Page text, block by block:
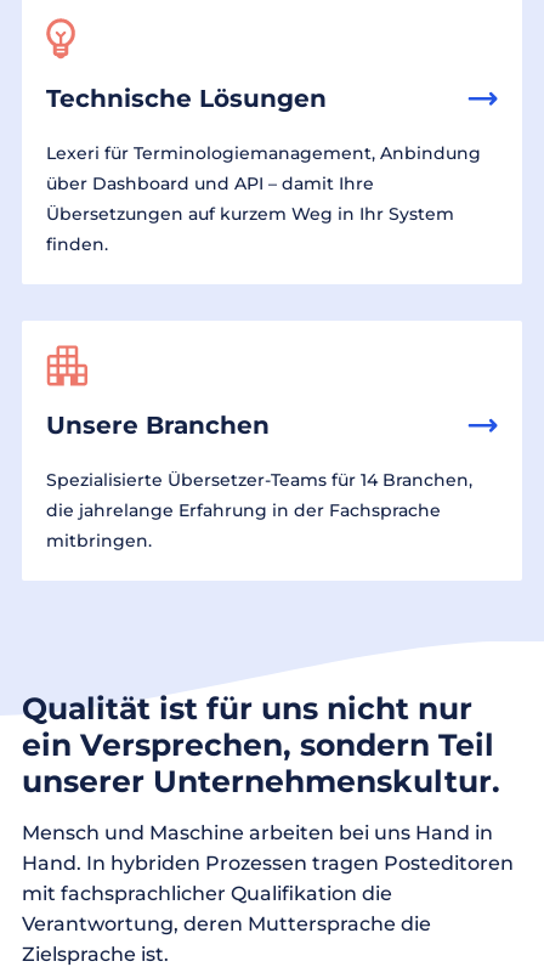
Technische Lösungen
Lexeri für Terminologiemanagement, Anbindung
über Dashboard und API – damit Ihre
Übersetzungen auf kurzem Weg in Ihr System
finden.
Unsere Branchen
Spezialisierte Übersetzer-Teams für 14 Branchen,
die jahrelange Erfahrung in der Fachsprache
mitbringen.
Qualität ist für uns nicht nur
ein Versprechen, sondern Teil
unserer Unternehmenskultur.
Mensch und Maschine arbeiten bei uns Hand in
Hand. In hybriden Prozessen tragen Posteditoren
mit fachsprachlicher Qualifikation die
Verantwortung, deren Muttersprache die
Zielsprache ist.